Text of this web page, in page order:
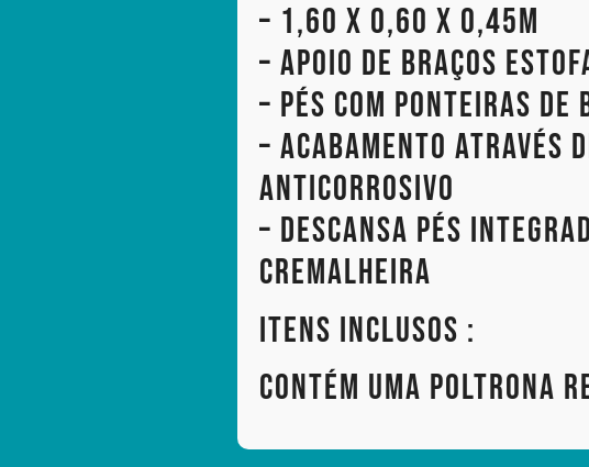
– 1,60 x 0,60 x 0,45m
– Apoio de braços
– Pés com ponteiras
– Acabamento
anticorrosivo
– Descansa pés
cremalheira
Itens Inclusos :
Contém uma poltrona